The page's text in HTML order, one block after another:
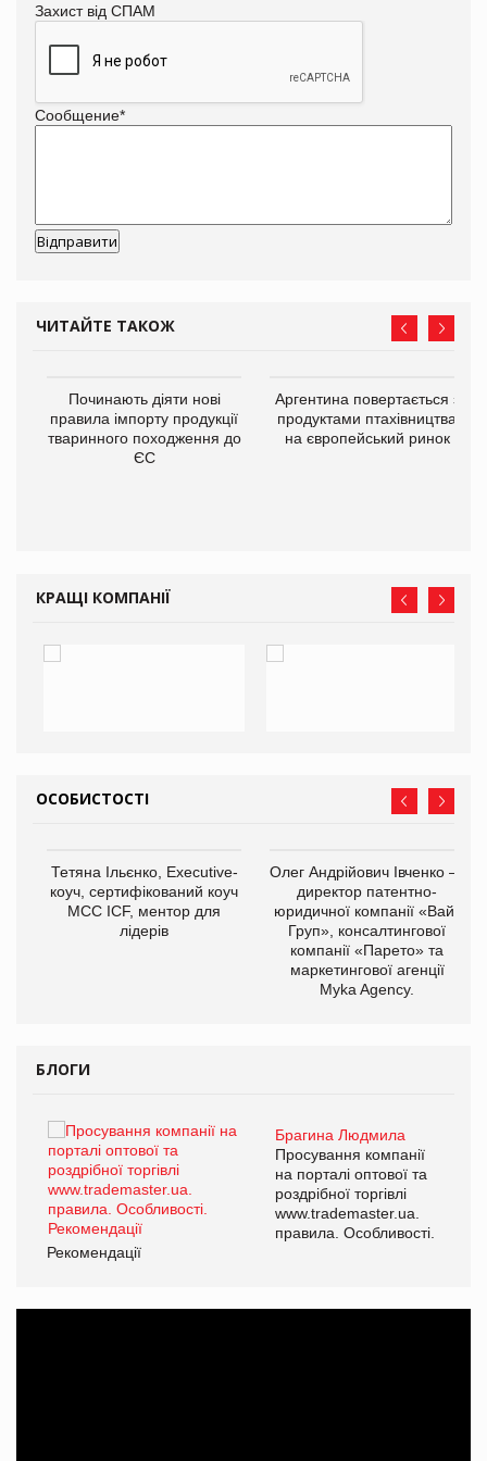
Захист від СПАМ
Сообщение*
ЧИТАЙТЕ ТАКОЖ
Починають діяти нові
правила імпорту продукції
тваринного походження до
ЄС
Аргентина повертається з
продуктами птахівництва
на європейський ринок
КРАЩІ КОМПАНІЇ
ОСОБИСТОСТІ
Тетяна Ільєнко, Executive-
коуч, сертифікований коуч
МСС ICF, ментор для
лідерів
Олег Андрійович Івченко —
директор патентно-
юридичної компанії «Вайз
Груп», консалтингової
компанії «Парето» та
маркетингової агенції
Myka Agency.
БЛОГИ
Брагина Людмила
Просування компанії
на порталі оптової та
роздрібної торгівлі
www.trademaster.ua.
правила. Особливості.
Рекомендації